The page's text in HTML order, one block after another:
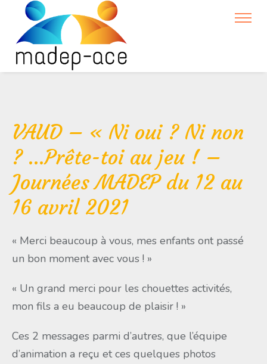
VAUD – « Ni oui ? Ni non
? …Prête-toi au jeu ! –
Journées MADEP du 12 au
16 avril 2021
« Merci beaucoup à vous, mes enfants ont passé
un bon moment avec vous ! »
« Un grand merci pour les chouettes activités,
mon fils a eu beaucoup de plaisir ! »
Ces 2 messages parmi d’autres, que l’équipe
d’animation a reçu et ces quelques photos